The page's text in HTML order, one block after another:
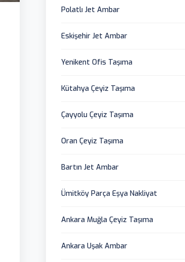
Polatlı Jet Ambar
Eskişehir Jet Ambar
Yenikent Ofis Taşıma
Kütahya Çeyiz Taşıma
Çayyolu Çeyiz Taşıma
Oran Çeyiz Taşıma
Bartın Jet Ambar
Ümitköy Parça Eşya Nakliyat
Ankara Muğla Çeyiz Taşıma
Ankara Uşak Ambar